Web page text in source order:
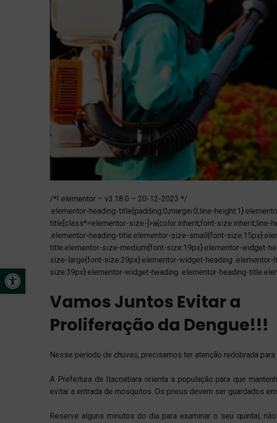
Open toolbar
/*! elementor – v3.18.0 – 20-12-2023 */
.elementor-heading-title{padding:0;margin:0;line-
title[class*=elementor-size-]>a{color:inherit;font-size:inherit;line-
.elementor-heading-title.elementor-size-small{font-
title.elementor-size-medium{font-size:19px}.elementor-widget-
size-large{font-size:29px}.elementor-widget-heading
size:39px}.elementor-widget-heading .elementor-heading-
Vamos Juntos Evitar a
Proliferação da Dengue!!!
Nesse período de chuvas, precisamos ter atenção redobrada
A Prefeitura de Itacoatiara orienta a população para que
evitar a entrada de mosquitos. Os pneus devem ser guardados
Reserve alguns minutos do dia para examinar o seu quintal,